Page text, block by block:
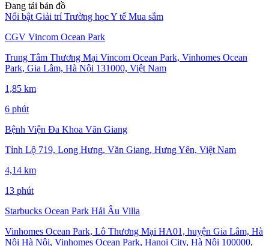
Đang tải bản đồ
Nổi bật Giải trí Trường họcY tế Mua sắm
CGV Vincom Ocean Park
Trung Tâm Thương Mại Vincom Ocean Park, Vinhomes Ocean
Park, Gia Lâm, Hà Nội 131000, Việt Nam
1,85 km
6 phút
Bệnh Viện Đa Khoa Văn Giang
Tỉnh Lộ 719, Long Hưng, Văn Giang, Hưng Yên, Việt Nam
4,14 km
13 phút
Starbucks Ocean Park Hải Âu Villa
Vinhomes Ocean Park, Lô Thương Mại HA01, huyện Gia Lâm, Hà
Nội Hà Nội, Vinhomes Ocean Park, Hanoi City, Hà Nội 100000,